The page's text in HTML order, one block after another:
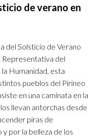
de verano en
del Solsticio de Verano
Representativa del
Humanidad, esta
pueblos del Pirineo
en una caminata en la
llevan antorchas desde
piras de
por la belleza de los